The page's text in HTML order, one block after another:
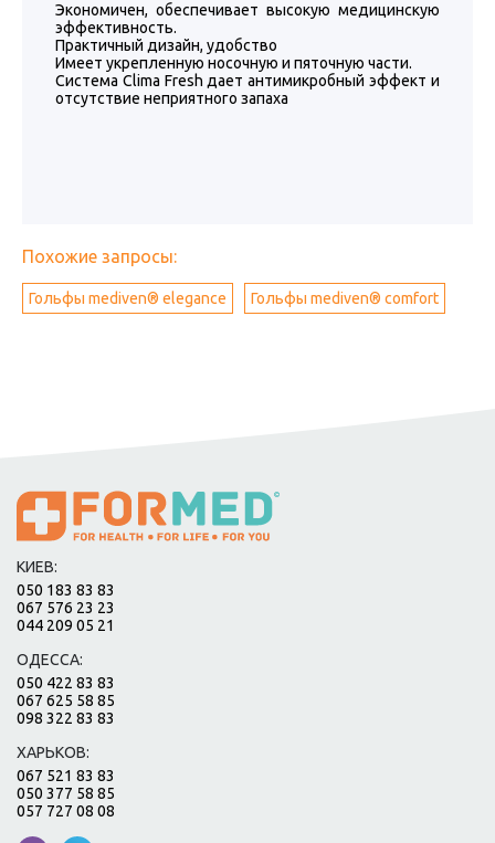
Экономичен, обеспечивает высокую медицинскую
эффективность.
Практичный дизайн, удобство
Имеет укрепленную носочную и пяточную части.
Система Clima Fresh дает антимикробный эффект и
отсутствие неприятного запаха
Похожие запросы:
Гольфы mediven® elegance Гольфы mediven® comfort
КИЕВ:
050 183 83 83
067 576 23 23
044 209 05 21
ОДЕССА:
050 422 83 83
067 625 58 85
098 322 83 83
ХАРЬКОВ:
067 521 83 83
050 377 58 85
057 727 08 08